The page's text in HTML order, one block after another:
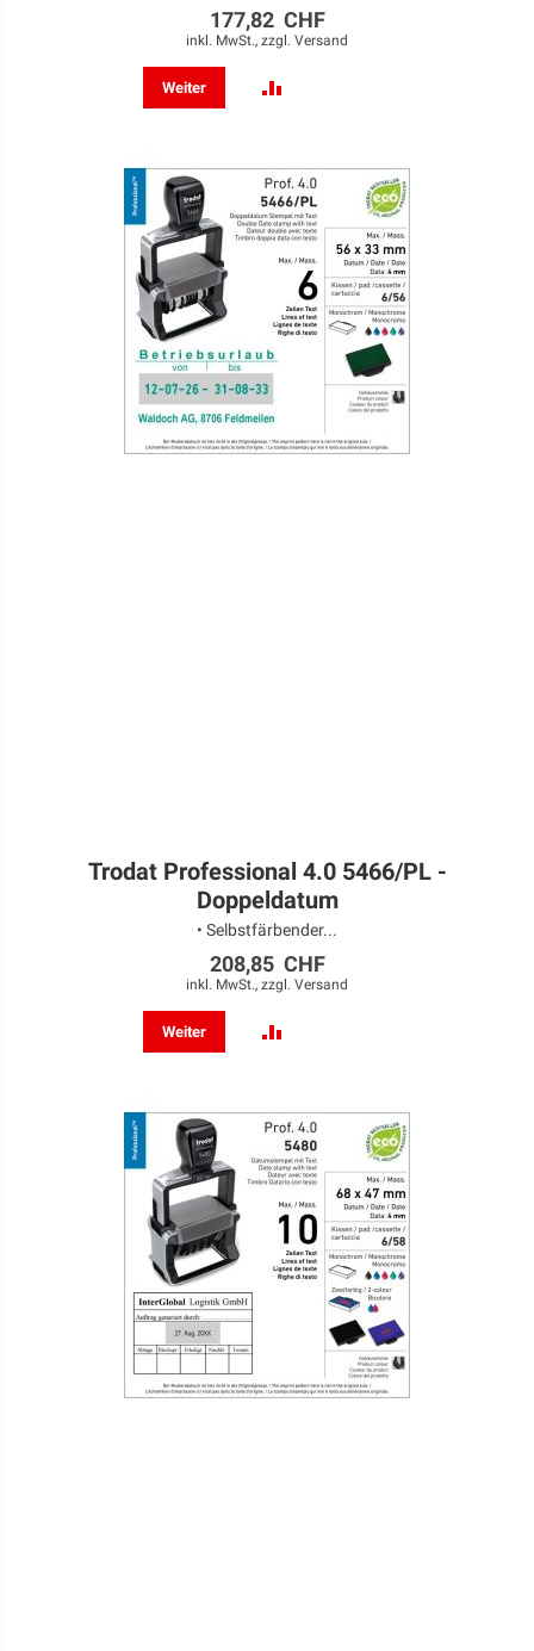
177,82 CHF
inkl. MwSt., zzgl. Versand
Weiter
HINZUFÜGEN
Trodat Professional 4.0 5466/PL -
Doppeldatum
• Selbstfärbender...
208,85 CHF
inkl. MwSt., zzgl. Versand
Weiter
HINZUFÜGEN